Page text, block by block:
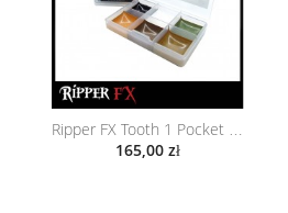
Ripper FX Tooth 1 Pocket Palette
165,00 zł